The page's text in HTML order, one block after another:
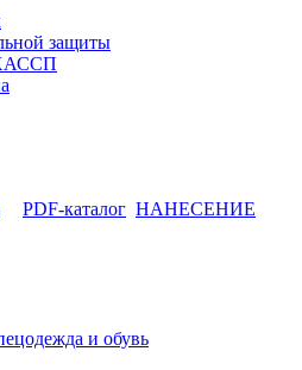
защиты
PDF-каталог НАНЕСЕНИЕ
и обувь